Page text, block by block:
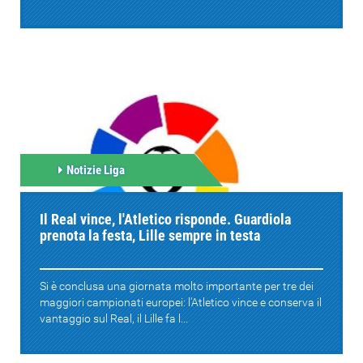
Notizie Liga
Il Real vince, l'Atletico risponde. Guardiola
prenota la festa, Lille sempre in testa
Si è conclusa una giornata molto importante per tre dei
maggiori campionati europei: l'Atletico vince e conserva il
vantaggio sul Real, il Lille fa l...